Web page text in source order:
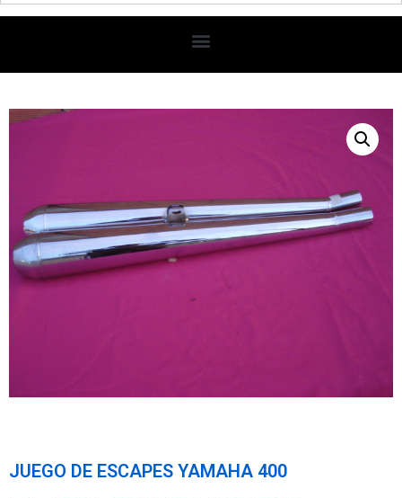
JUEGO DE ESCAPES YAMAHA 400